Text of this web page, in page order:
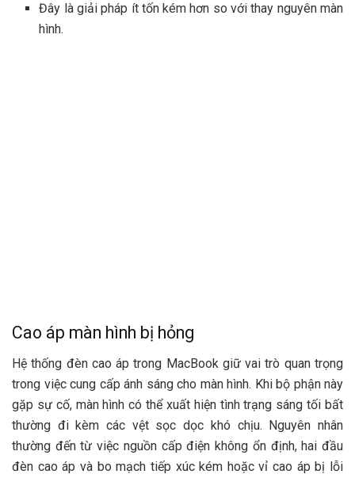
Đây là giải pháp ít tốn kém hơn so với thay nguyên màn
hình.
Cao áp màn hình bị hỏng
Hệ thống đèn cao áp trong MacBook giữ vai trò quan trọng
trong việc cung cấp ánh sáng cho màn hình. Khi bộ phận này
gặp sự cố, màn hình có thể xuất hiện tình trạng sáng tối bất
thường đi kèm các vệt sọc dọc khó chịu. Nguyên nhân
thường đến từ việc nguồn cấp điện không ổn định, hai đầu
đèn cao áp và bo mạch tiếp xúc kém hoặc vỉ cao áp bị lỗi